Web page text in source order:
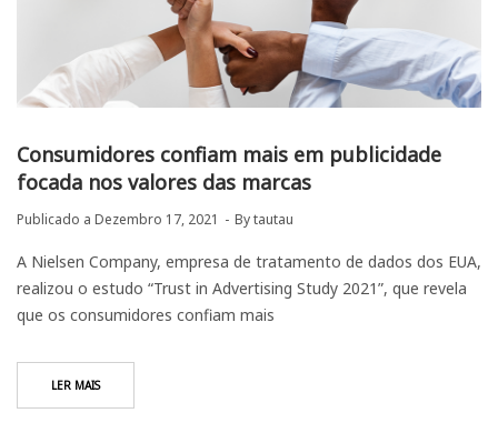
Consumidores confiam mais em publicidade
focada nos valores das marcas
Publicado a Dezembro 17, 2021 Bytautau
A Nielsen Company, empresa de tratamento de dados dos EUA,
realizou o estudo “Trust in Advertising Study 2021”, que revela
que os consumidores confiam mais
LER MAIS